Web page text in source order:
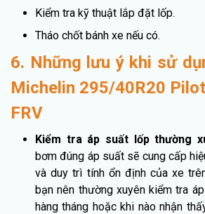
Kiểm tra kỹ thuật lắp đặt lốp.
Tháo chốt bánh xe nếu có.
6. Những lưu ý khi sử
Michelin 295/40R20
FRV
Kiểm tra áp suất lốp thường
bơm đúng áp suất sẽ cung cấp
và duy trì tính ổn định của xe
bạn nên thường xuyên kiểm tra
hàng tháng hoặc khi nào nhận